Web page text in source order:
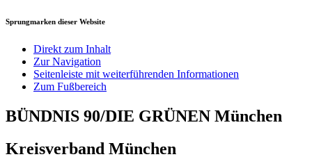
Sprungmarken dieser Website
Direkt zum Inhalt
Zur Navigation
Seitenleiste mit weiterführenden Informationen
Zum Fußbereich
BÜNDNIS 90/DIE GRÜNEN München
Kreisverband München